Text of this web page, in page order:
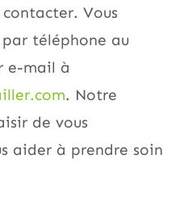
contacter. Vous
téléphone au
e-mail à
. Notre
de vous
aider à prendre soin